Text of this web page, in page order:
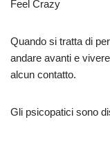
Quando si tratta di
andare avanti e
alcun contatto.
Gli psicopatici sono